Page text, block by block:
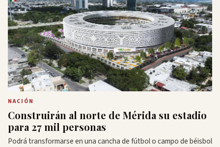
NACIÓN
Construirán al norte de Mérida su estadio
para 27 mil personas
Podrá transformarse en una cancha de fútbol o campo de béisbol